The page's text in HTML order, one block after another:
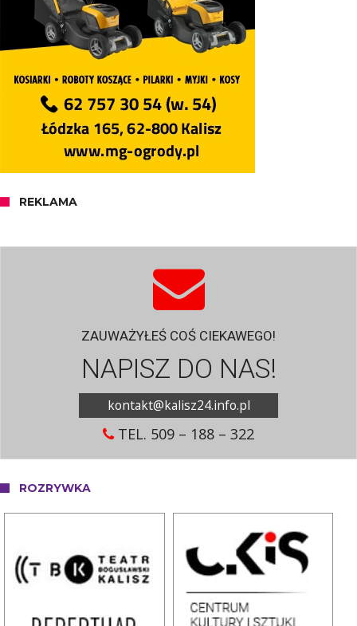
REKLAMA
ZAUWAŻYŁEŚ COŚ CIEKAWEGO!
NAPISZ DO NAS!
kontakt@kalisz24.info.pl
TEL. 509 – 188 – 322
ROZRYWKA